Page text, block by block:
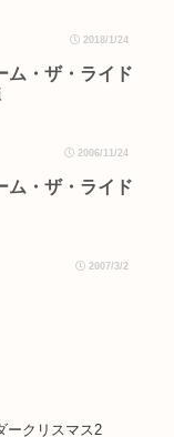
2018/1/24
ム・ザ・ライド
2006/11/24
ム・ザ・ライド
2007/3/2
ークリスマス2